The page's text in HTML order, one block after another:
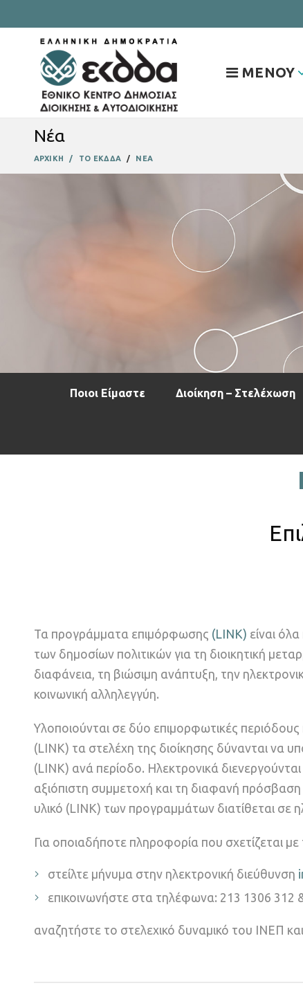
ΜΕΝΟΥ
Νέα
ΑΡΧΙΚΗ ΤΟ ΕΚΔΔΑ ΝΕΑ
Ποιοι Είμαστε Διοίκηση – Στελέχωση
Τα προγράμματα επιμόρφωσης (LINK) είναι
των δημοσίων πολιτικών για τη διοικητική
διαφάνεια, τη βιώσιμη ανάπτυξη, την
κοινωνική αλληλεγγύη.
Υλοποιούνται σε δύο επιμορφωτικές
(LINK) τα στελέχη της διοίκησης δύνανται να
(LINK) ανά περίοδο. Ηλεκτρονικά
αξιόπιστη συμμετοχή και τη διαφανή πρόσβαση
υλικό (LINK) των προγραμμάτων διατίθεται σε
Για οποιαδήποτε πληροφορία που σχετίζεται
στείλτε μήνυμα στην ηλεκτρονική διεύθυνση
επικοινωνήστε στα τηλέφωνα: 213 1306 312
αναζητήστε το στελεχικό δυναμικό του ΙΝΕΠ